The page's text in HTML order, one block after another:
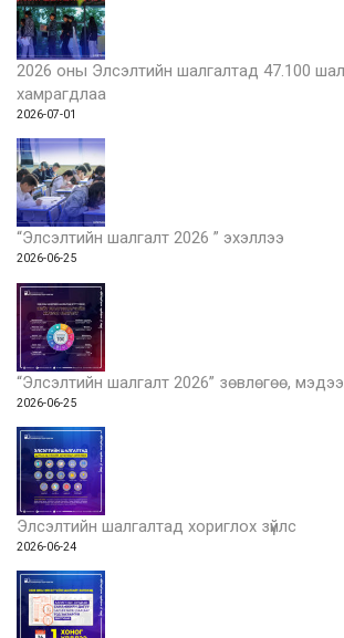
2026 оны Элсэлтийн шалгалтад 47.100
хамрагдлаа
2026-07-01
“Элсэлтийн шалгалт 2026 ” эхэллээ
2026-06-25
“Элсэлтийн шалгалт 2026” зөвлөгөө,
2026-06-25
Элсэлтийн шалгалтад хориглох зүйлс
2026-06-24